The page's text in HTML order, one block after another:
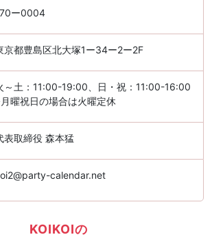
ー0004
京都豊島区北大塚1ー34ー2ー2F
～土：11:00-19:00、日・祝：11:00-16:00
曜祝日の場合は火曜定休
表取締役 森本猛
calendar.net
KOIKOIの